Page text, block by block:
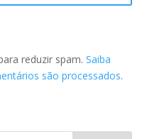
reduzir spam. Saiba
são processados.